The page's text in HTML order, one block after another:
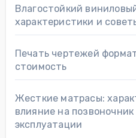
Влагостойкий
характеристики и
Печать чертежей
стоимость
Жесткие матрасы:
влияние на позвоночник
эксплуатации